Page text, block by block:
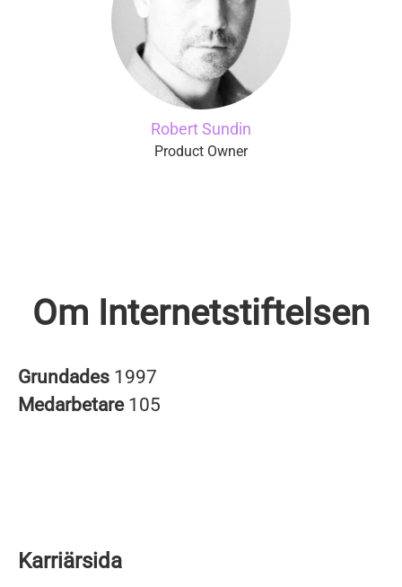
Robert Sundin
Product Owner
Om Internetstiftelsen
Grundades 1997
Medarbetare 105
Karriärsida